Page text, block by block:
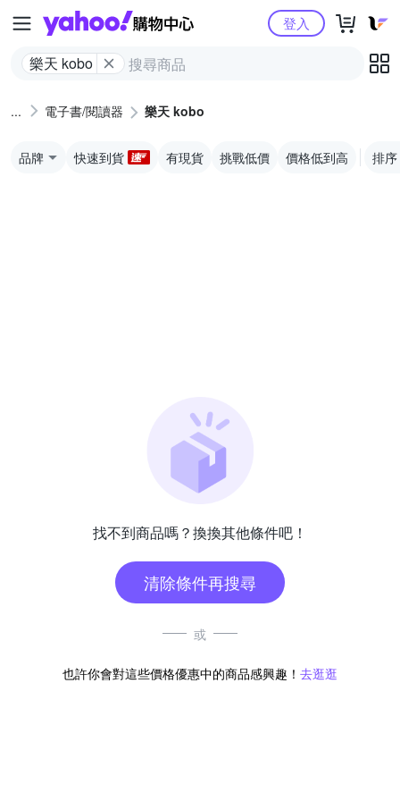
Yahoo購物中心
樂天 kobo
登入
電子書/閱讀器 樂天 kobo
品牌 快速到貨 有現貨 挑戰低價 價格低到高 排序
找不到商品嗎？換換其他條件吧！
清除條件再搜尋
或
也許你會對這些價格優惠中的商品感興趣！ 去逛逛